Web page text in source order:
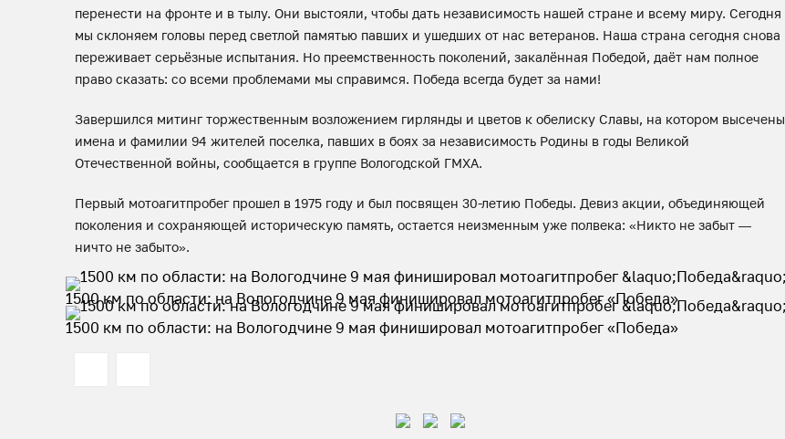
перенести на фронте и в тылу. Они выстояли, чтобы дать независимость нашей стране и всему миру. Сегодня
мы склоняем головы перед светлой памятью павших и ушедших от нас ветеранов. Наша страна сегодня снова
переживает серьёзные испытания. Но преемственность поколений, закалённая Победой, даёт нам полное
право сказать: со всеми проблемами мы справимся. Победа всегда будет за нами!
Завершился митинг торжественным возложением гирлянды и цветов к обелиску Славы, на котором высечены
имена и фамилии 94 жителей поселка, павших в боях за независимость Родины в годы Великой
Отечественной войны, сообщается в группе Вологодской ГМХА.
Первый мотоагитпробег прошел в 1975 году и был посвящен 30-летию Победы. Девиз акции, объединяющей
поколения и сохраняющей историческую память, остается неизменным уже полвека: «Никто не забыт —
ничто не забыто».
1500 км по области: на Вологодчине 9 мая финишировал мотоагитпробег «Победа»
1500 км по области: на Вологодчине 9 мая финишировал мотоагитпробег «Победа»